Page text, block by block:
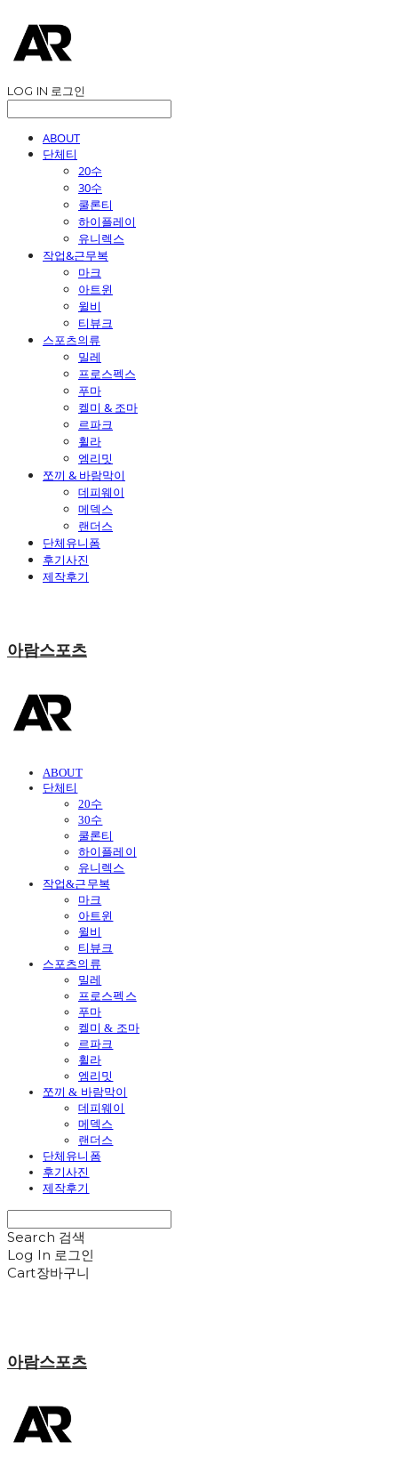
LOG IN 로그인
ABOUT
단체티
20수
30수
쿨론티
하이플레이
유니렉스
작업&근무복
마크
아트윈
윌비
티뷰크
스포츠의류
밀레
프로스펙스
푸마
켈미 & 조마
르파크
휠라
엠리밋
쪼끼 & 바람막이
데피웨이
메덱스
랜더스
단체유니폼
후기사진
제작후기
아람스포츠
ABOUT
단체티
20수
30수
쿨론티
하이플레이
유니렉스
작업&근무복
마크
아트윈
윌비
티뷰크
스포츠의류
밀레
프로스펙스
푸마
켈미 & 조마
르파크
휠라
엠리밋
쪼끼 & 바람막이
데피웨이
메덱스
랜더스
단체유니폼
후기사진
제작후기
Search 검색
Log In 로그인
Cart장바구니
아람스포츠